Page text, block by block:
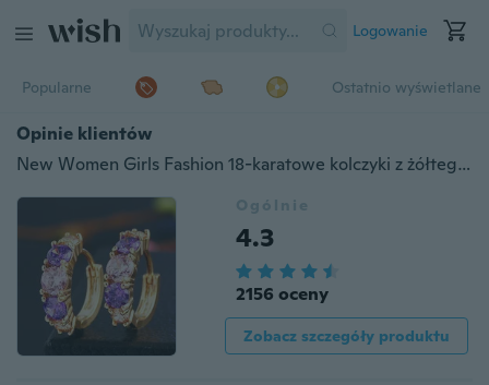
Logowanie
Popularne Ostatnio wyświetlane
Opinie klientów
New Women Girls Fashion 18-karatowe kolczyki z żółtego złota z wielokolorową cyrkonią
Ogólnie
4.3
2156 oceny
Zobacz szczegóły produktu